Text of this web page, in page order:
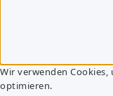
Wir verwenden Cookies,
optimieren.